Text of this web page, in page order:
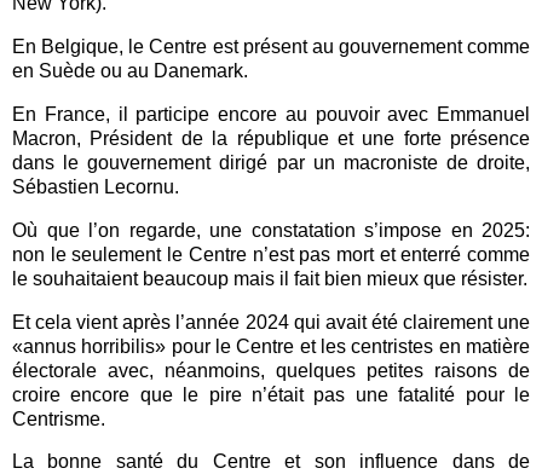
En Belgique, le Centre est présent au gouvernement comme
en Suède ou au Danemark.
En France, il participe encore au pouvoir avec Emmanuel
Macron, Président de la république et une forte présence
dans le gouvernement dirigé par un macroniste de droite,
Sébastien Lecornu.
Où que l’on regarde, une constatation s’impose en 2025:
non le seulement le Centre n’est pas mort et enterré comme
le souhaitaient beaucoup mais il fait bien mieux que résister.
Et cela vient après l’année 2024 qui avait été clairement une
«annus horribilis» pour le Centre et les centristes en matière
électorale avec, néanmoins, quelques petites raisons de
croire encore que le pire n’était pas une fatalité pour le
Centrisme.
La bonne santé du Centre et son influence dans de